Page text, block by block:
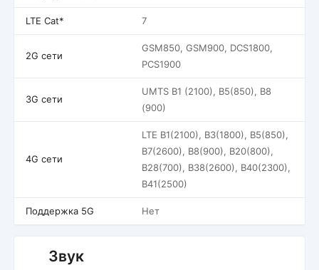
LTE Cat* 7
2G сети
GSM850, GSM900, DCS1800,
PCS1900
3G сети
UMTS B1 (2100), B5(850), B8
(900)
4G сети
LTE B1(2100), B3(1800), B5(850),
B7(2600), B8(900), B20(800),
B28(700), B38(2600), B40(2300),
B41(2500)
Поддержка 5G Нет
Звук